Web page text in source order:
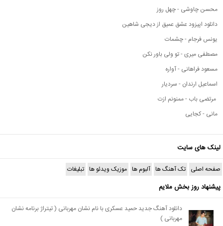
محسن چاوشی - چهل روز
دانلود اپیزود عشق عمیق از دیجی شاهین
یونس فرجام - چشمات
مصطفی میری - تو ولی باور نکن
مسعود فراهانی - آواره
اسماعیل ارندان - سردیار
مرتضی باب - ممنونم ازت
مانی - کجایی
لینک های سایت
صفحه اصلی تک آهنگ ها آلبوم ها موزیک ویدئو ها تبلیغات
پیشنهاد روز بخش ملایم
دانلود آهنگ جدید حمید عسکری با نام نشان مهربانی ( تیتراژ برنامه نشان
مهربانی )